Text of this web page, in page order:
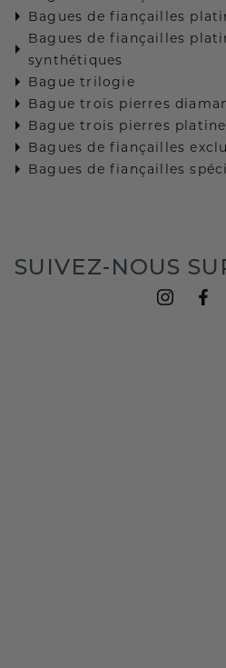
Bagues de fiançailles
Bagues de fiançailles
synthétiques
Bague trilogie
Bague trois pierres
Bague trois pierres platine
Bagues de fiançailles
Bagues de fiançailles
SUIVEZ-NOUS